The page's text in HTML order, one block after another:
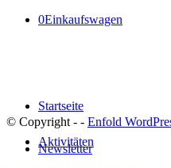
0Einkaufswagen
Startseite
Aktivitäten
© Copyright - - Enfold
Newsletter